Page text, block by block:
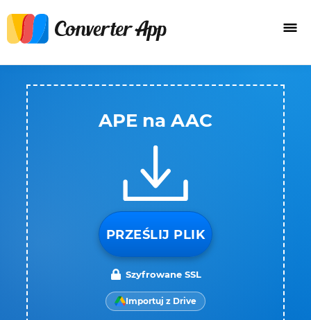
APE na AAC
PRZEŚLIJ PLIK
Szyfrowane SSL
Importuj z Drive